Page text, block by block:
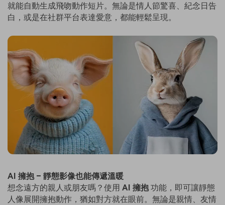
就能自動生成飛吻動作短片。無論是情人節驚喜、紀念日告
白，或是在社群平台表達愛意，都能輕鬆呈現。
AI 擁抱 – 靜態影像也能傳遞溫暖
想念遠方的親人或朋友嗎？使用 AI 擁抱功能，即可讓靜態
人像展開擁抱動作，猶如對方就在眼前。無論是親情、友情